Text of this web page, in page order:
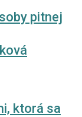
pitnej
ktorá sa